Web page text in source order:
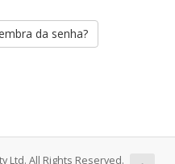
da senha?
Ltd. All Rights Reserved.